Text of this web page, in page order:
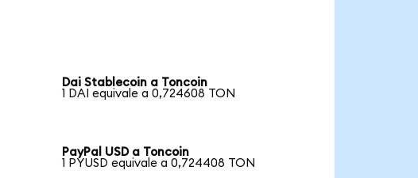
Dai Stablecoin a Toncoin
1 DAI equivale a 0,724608 TON
PayPal USD a Toncoin
1 PYUSD equivale a 0,724408 TON